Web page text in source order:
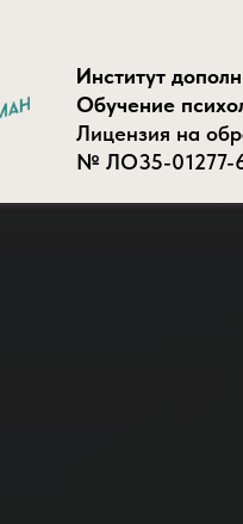
Институт
Обучение
Лицензия на
№ ЛО35-01277-